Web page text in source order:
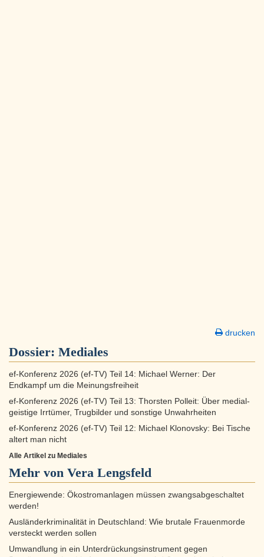
drucken
Dossier: Mediales
ef-Konferenz 2026 (ef-TV) Teil 14: Michael Werner: Der
Endkampf um die Meinungsfreiheit
ef-Konferenz 2026 (ef-TV) Teil 13: Thorsten Polleit: Über medial-
geistige Irrtümer, Trugbilder und sonstige Unwahrheiten
ef-Konferenz 2026 (ef-TV) Teil 12: Michael Klonovsky: Bei Tische
altert man nicht
Alle Artikel zu Mediales
Mehr von Vera Lengsfeld
Energiewende: Ökostromanlagen müssen zwangsabgeschaltet
werden!
Ausländerkriminalität in Deutschland: Wie brutale Frauenmorde
versteckt werden sollen
Umwandlung in ein Unterdrückungsinstrument gegen